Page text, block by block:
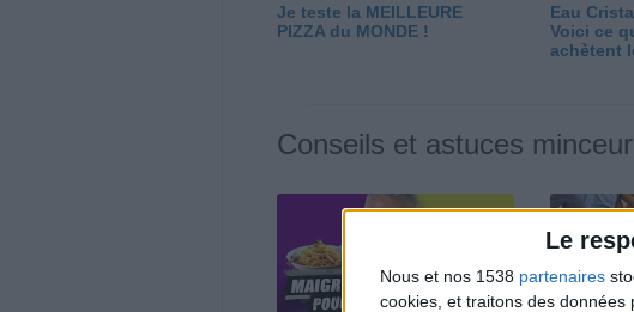
Le
Nous et nos 1538 partenaires
cookies, et traitons des
Je teste la MEILLEURE
PIZZA du MONDE !
Eau
Voici ce
achètent
Conseils et astuces minceur